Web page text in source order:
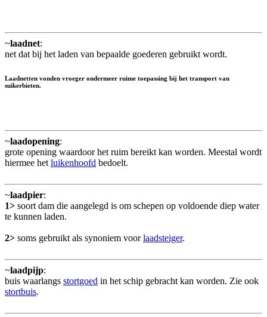
~laadnet:
net dat bij het laden van bepaalde goederen gebruikt wordt.
Laadnetten vonden vroeger ondermeer ruime toepassing bij het transport van
suikerbieten.
~laadopening:
grote opening waardoor het ruim bereikt kan worden. Meestal wordt
hiermee het luikenhoofd bedoelt.
~laadpier:
1> soort dam die aangelegd is om schepen op voldoende diep water
te kunnen laden.
2> soms gebruikt als synoniem voorlaadsteiger.
~laadpijp:
buis waarlangs stortgoed in het schip gebracht kan worden. Zie ook
stortbuis.